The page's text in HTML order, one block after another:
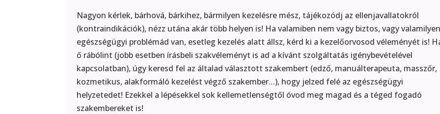
Nagyon kérlek, bárhová, bárkihez, bármilyen kezelésre mész, tájékozódj az ellenjavallatokról
(kontraindikációk), nézz utána akár több helyen is! Ha valamiben nem vagy biztos, vagy valamilyen
egészségügyi problémád van, esetleg kezelés alatt állsz, kérd ki a kezelőorvosod véleményét is!
ő rábólint (jobb esetben írásbeli szakvéleményt is ad a kívánt szolgáltatás igénybevételével
kapcsolatban), úgy keresd fel az általad választott szakembert (edző, manuálterapeuta, masszőr,
kozmetikus, alakformáló kezelést végző szakember…), hogy jelzed felé az egészségügyi
helyzetedet! Ezekkel a lépésekkel sok kellemetlenségtől óvod meg magad és a téged fogadó
szakembereket is!